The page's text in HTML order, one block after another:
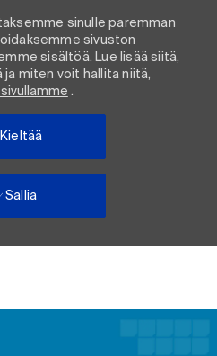
sinulle paremman
sivuston
sisältöä. Lue lisää siitä,
miten voit hallita niitä,
.
Kieltää
Sallia